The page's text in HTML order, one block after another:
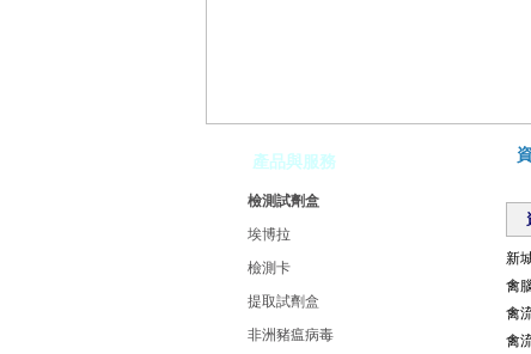
產品與服務
檢測試劑盒
埃博拉
檢測卡
提取試劑盒
非洲豬瘟病毒
新
禽
禽
禽